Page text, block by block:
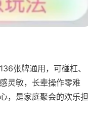
张牌通用，可碰杠、
灵敏，长辈操作零难
，是家庭聚会的欢乐担